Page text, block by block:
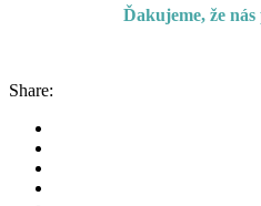
Ďakujeme, že
Share: